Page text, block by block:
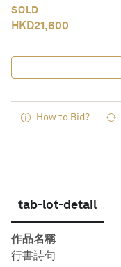
SOLD
HKD21,600
How to Bid?
tab-lot-detail
作品名稱
行書詩句